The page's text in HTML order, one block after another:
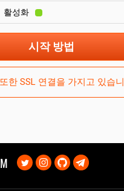
활성화
시작 방법
한 SSL 연결을 가지고 있습